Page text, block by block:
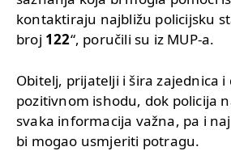
kontaktiraju najbližu policijsku
broj 122“, poručili su iz MUP-a.
Obitelj, prijatelji i šira zajednica i
pozitivnom ishodu, dok policija
svaka informacija važna, pa i
bi mogao usmjeriti potragu.